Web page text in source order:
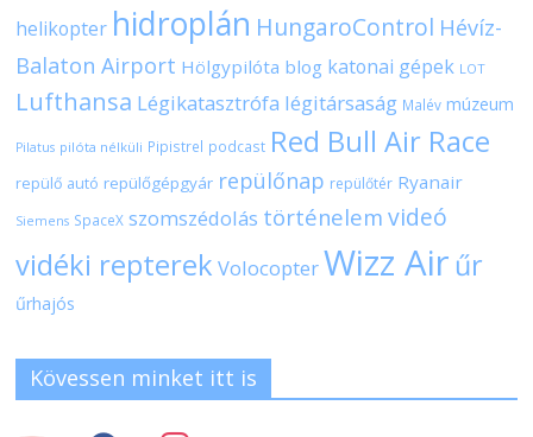
helikopter hidroplán HungaroControl Hévíz-
Balaton Airport Hölgypilóta blog katonai gépek LOT
Lufthansa Légikatasztrófa légitársaság Malév múzeum
Pilatus pilóta nélküli Pipistrel podcast Red Bull Air Race
repülő autó repülőgépgyár repülőnap repülőtér Ryanair
Siemens SpaceX szomszédolás történelem videó
vidéki repterek VolocopterWizz Air űr
űrhajós
Kövessen minket itt is